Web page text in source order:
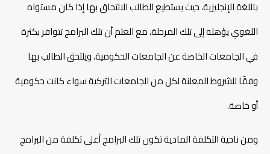
باللغة الإنجليزية، حيث يستطيع الطالب الالتحاق بها إذا كان مستواه
اللغوي يؤهله إلى تلك المرحلة، مع العلم أن تلك البرامج تتوافر بكثرة
في الجامعات الخاصة عن الجامعات الحكومية، ويلتحق الطالب بها
وفقًا للشروط المعلنة لكل من الجامعات التركية سواء كانت حكومية
أو خاصة.
ومن ناحية التكلفة المادية تكون تلك البرامج أعلى تكلفة من البرامج